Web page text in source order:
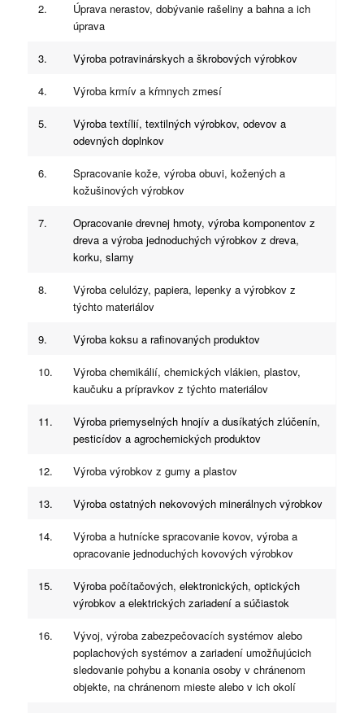
2.
Úprava nerastov, dobývanie rašeliny a bahna a ich
úprava
3. Výroba potravinárskych a škrobových výrobkov
4. Výroba krmív a kŕmnych zmesí
5.
Výroba textílií, textilných výrobkov, odevov a
odevných doplnkov
6.
Spracovanie kože, výroba obuvi, kožených a
kožušinových výrobkov
7.
Opracovanie drevnej hmoty, výroba komponentov z
dreva a výroba jednoduchých výrobkov z dreva,
korku, slamy
8.
Výroba celulózy, papiera, lepenky a výrobkov z
týchto materiálov
9. Výroba koksu a rafinovaných produktov
10.
Výroba chemikálií, chemických vlákien, plastov,
kaučuku a prípravkov z týchto materiálov
11.
Výroba priemyselných hnojív a dusíkatých zlúčenín,
pesticídov a agrochemických produktov
12. Výroba výrobkov z gumy a plastov
13. Výroba ostatných nekovových minerálnych výrobkov
14.
Výroba a hutnícke spracovanie kovov, výroba a
opracovanie jednoduchých kovových výrobkov
15.
Výroba počítačových, elektronických, optických
výrobkov a elektrických zariadení a súčiastok
16.
Vývoj, výroba zabezpečovacích systémov alebo
poplachových systémov a zariadení umožňujúcich
sledovanie pohybu a konania osoby v chránenom
objekte, na chránenom mieste alebo v ich okolí